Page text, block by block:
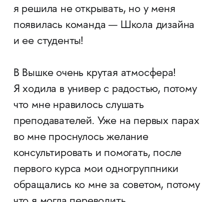
я решила не открывать, но у меня
появилась команда — Школа дизайна
и ее студенты!
В Вышке очень крутая атмосфера!
Я ходила в универ с радостью, потому
что мне нравилось слушать
преподавателей. Уже на первых парах
во мне проснулось желание
консультировать и помогать, после
первого курса мои одногруппники
обращались ко мне за советом, потому